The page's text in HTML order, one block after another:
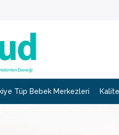
Tüp Bebek Merkezleri